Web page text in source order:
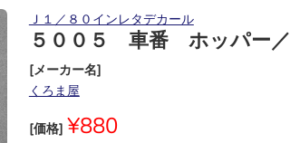
Ｊ１／８０インレタデカール
５００５ 車番 ホッパー
[メーカー名]
くろま屋
[価格] ¥880